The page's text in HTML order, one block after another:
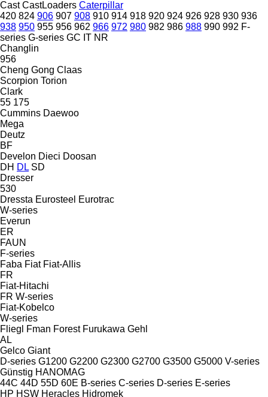
Cast CastLoaders Caterpillar
420 824 906 907 908 910 914 918 920 924 926 928 930 936
938 950 955 956 962 966 972 980 982 986 988 990 992 F-
series G-series GC IT NR
Changlin
956
Cheng Gong Claas
Scorpion Torion
Clark
55 175
Cummins Daewoo
Mega
Deutz
BF
Develon Dieci Doosan
DH DL SD
Dresser
530
Dressta Eurosteel Eurotrac
W-series
Everun
ER
FAUN
F-series
Faba Fiat Fiat-Allis
FR
Fiat-Hitachi
FR W-series
Fiat-Kobelco
W-series
Fliegl
Fman Forest Furukawa Gehl
AL
Gelco Giant
D-series G1200 G2200 G2300 G2700 G3500 G5000 V-series
Günstig HANOMAG
44C 44D 55D 60E B-series C-series D-series E-series
HP HSW Heracles Hidromek